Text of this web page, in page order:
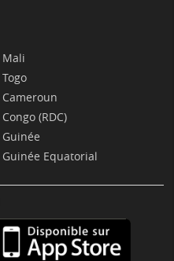
Mali
Togo
Cameroun
Congo (RDC)
Guinée
Guinée Equatorial